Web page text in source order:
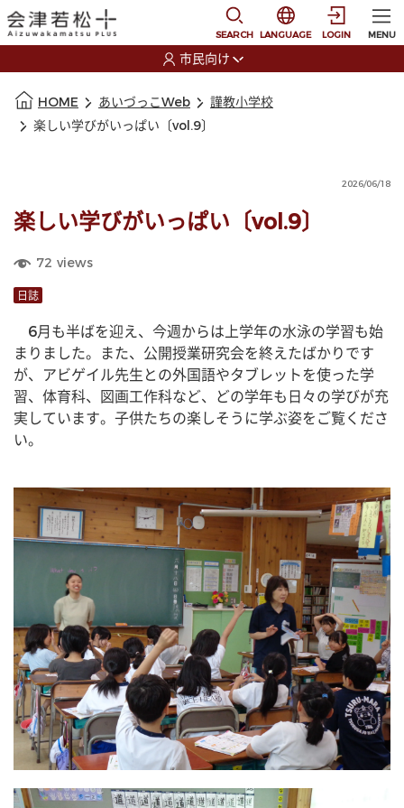
SEARCH
選択すると言語の切
LANGUAGE LOGIN MENU
市民向け
HOME あいづっこWeb
謹教小学校
楽しい学びがいっぱい〔vol.9〕
2026/06/18
楽しい学びがいっぱい〔vol.9〕
72 views
日誌
6月も半ばを迎え、今週からは上学年の水泳の学習も始
まりました。また、公開授業研究会を終えたばかりです
が、アビゲイル先生との外国語やタブレットを使った学
習、体育科、図画工作科など、どの学年も日々の学びが充
実しています。子供たちの楽しそうに学ぶ姿をご覧くださ
い。